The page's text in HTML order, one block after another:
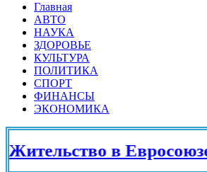
Главная
АВТО
НАУКА
ЗДОРОВЬЕ
КУЛЬТУРА
ПОЛИТИКА
СПОРТ
ФИНАНСЫ
ЭКОНОМИКА
в Евросоюзе и